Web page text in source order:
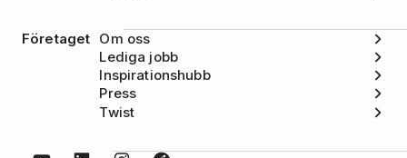
Företaget Om oss
Lediga jobb
Inspirationshubb
Press
Twist